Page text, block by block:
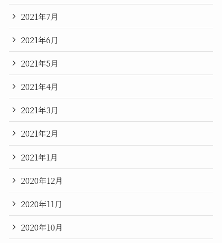
2021年7月
2021年6月
2021年5月
2021年4月
2021年3月
2021年2月
2021年1月
2020年12月
2020年11月
2020年10月